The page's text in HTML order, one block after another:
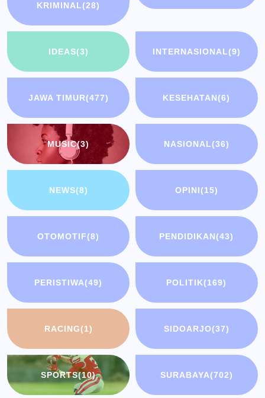
KRIMINAL(28)
IDEAS(3) INTERNASIONAL(9)
JAWA TIMUR(477) KESEHATAN(6)
MUSIC(3) NASIONAL(36)
NEWS(8) OPINI(15)
OTOMOTIF(8) PENDIDIKAN(43)
PERISTIWA(49) POLITIK(169)
RACING(1) SIDOARJO(37)
SPORTS(10) SURABAYA(702)